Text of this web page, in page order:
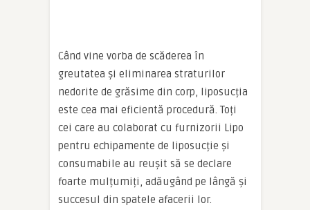
Când vine vorba de scăderea în
greutatea și eliminarea straturilor
nedorite de grăsime din corp, liposucția
este cea mai eficientă procedură. Toți
cei care au colaborat cu furnizorii Lipo
pentru echipamente de liposucție și
consumabile au reușit să se declare
foarte mulțumiți, adăugând pe lângă și
succesul din spatele afacerii lor.